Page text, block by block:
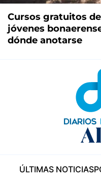
Cursos gratuitos
jóvenes
dónde anotarse
ÚLTIMAS NOTICIAS